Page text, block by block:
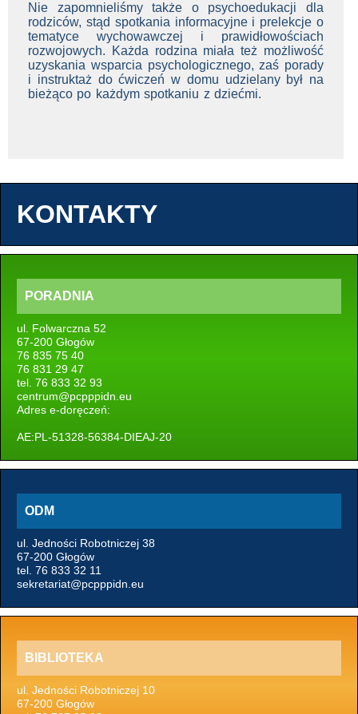
Nie zapomnieliśmy także o psychoedukacji dla
rodziców, stąd spotkania informacyjne i prelekcje o
tematyce wychowawczej i prawidłowościach
rozwojowych. Każda rodzina miała też możliwość
uzyskania wsparcia psychologicznego, zaś porady
i instruktaż do ćwiczeń w domu udzielany był na
bieżąco po każdym spotkaniu z dziećmi.
KONTAKTY
PORADNIA
ul. Folwarczna 52
67-200 Głogów
76 835 75 40
76 831 29 47
tel. 76 833 32 93
centrum@pcpppidn.eu
Adres e-doręczeń:
AE:PL-51328-56384-DIEAJ-20
ODM
ul. Jedności Robotniczej 38
67-200 Głogów
tel. 76 833 32 11
sekretariat@pcpppidn.eu
BIBLIOTEKA
ul. Jedności Robotniczej 10
67-200 Głogów